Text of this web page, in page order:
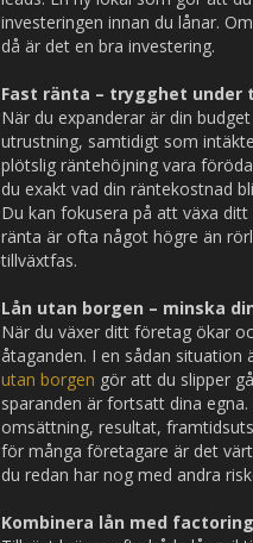
investeringen innan du lånar.
då är det en bra investering.
Fast ränta – trygghet under
När du expanderar är din
utrustning, samtidigt som
plötslig räntehöjning vara
du exakt vad din räntekostnad
Du kan fokusera på att växa
ränta är ofta något högre än
tillväxtfas.
Lån utan borgen – minska
När du växer ditt företag ökar
åtaganden. I en sådan
utan borgen gör att du slipper
sparanden är fortsatt dina
omsättning, resultat,
för många företagare är det
du redan har nog med andra
Kombinera lån med